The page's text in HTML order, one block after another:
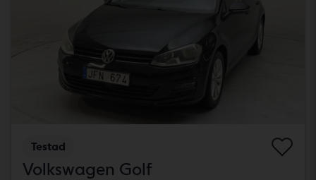
Testad
Volkswagen Golf